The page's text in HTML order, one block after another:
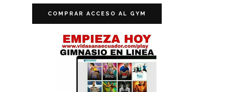
COMPRAR ACCESO AL GYM